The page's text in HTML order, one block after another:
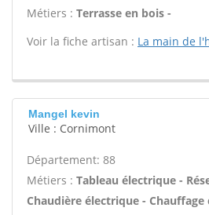
Métiers : Terrasse en bois -
Voir la fiche artisan : La main de
Mangel kevin
Ville : Cornimont
Département: 88
Métiers : Tableau électrique -
Chaudière électrique -